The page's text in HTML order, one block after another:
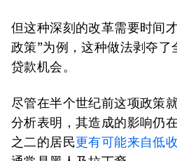
但这种深刻的改革需要时间
政策”为例，这种做法剥夺
贷款机会。
尽管在半个世纪前这项政策
分析表明，其造成的影响仍
之二的居民更有可能来自低